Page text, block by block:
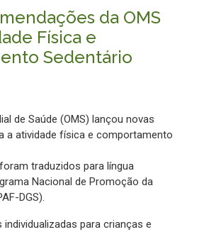
da OMS
Física e
Sedentário
de Saúde (OMS) lançou novas
a atividade física e comportamento
traduzidos para língua
Nacional de Promoção da
DGS).
para crianças e